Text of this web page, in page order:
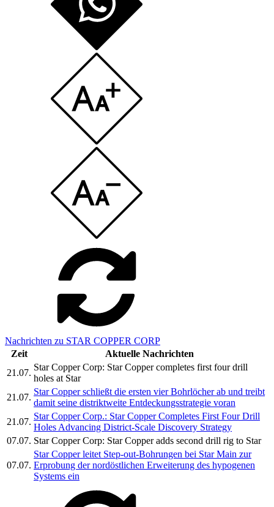
Nachrichten zu STAR COPPER CORP
Zeit
Aktuelle Nachrichten
21.07.
Star Copper Corp: Star Copper completes first four drill
holes at Star
21.07.
Star Copper schließt die ersten vier Bohrlöcher ab und treibt
damit seine distriktweite Entdeckungsstrategie voran
21.07.
Star Copper Corp.: Star Copper Completes First Four Drill
Holes Advancing District-Scale Discovery Strategy
07.07. Star Copper Corp: Star Copper adds second drill rig to Star
07.07.
Star Copper leitet Step-out-Bohrungen bei Star Main zur
Erprobung der nordöstlichen Erweiterung des hypogenen
Systems ein